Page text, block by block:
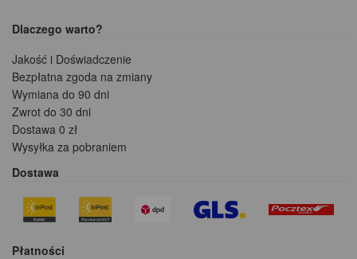
Dlaczego warto?
Jakość i Doświadczenie
Bezpłatna zgoda na zmiany
Wymiana do 90 dni
Zwrot do 30 dni
Dostawa 0 zł
Wysyłka za pobraniem
Dostawa
Płatności